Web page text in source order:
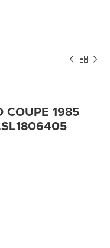
COUPE 1985